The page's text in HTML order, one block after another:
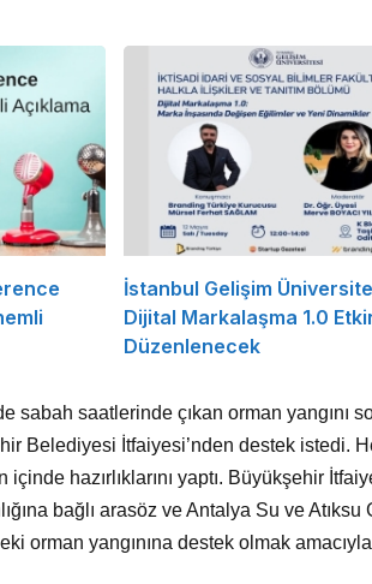
İstanbul Gelişim
Dijital Markalaşma 1.0
Düzenlenecek
sabah saatlerinde çıkan orman yangını
Belediyesi İtfaiyesi’nden destek istedi.
içinde hazırlıklarını yaptı. Büyükşehir
bağlı arasöz ve Antalya Su ve
orman yangınına destek olmak